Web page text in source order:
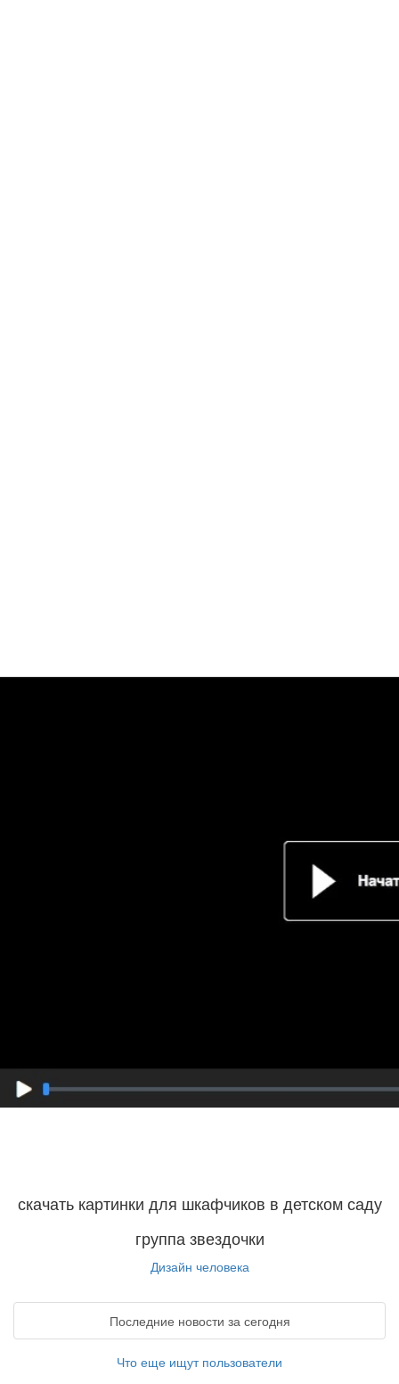
скачать картинки для шкафчиков в детском саду
группа звездочки
Дизайн человека
Последние новости за сегодня
Что еще ищут пользователи